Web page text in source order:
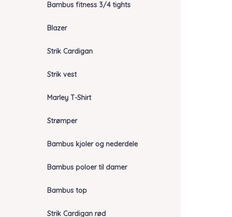
Bambus fitness 3/4 tights
Blazer
Strik Cardigan
Strik vest
Marley T-Shirt
Strømper
Bambus kjoler og nederdele
Bambus poloer til damer
Bambus top
Strik Cardigan rød